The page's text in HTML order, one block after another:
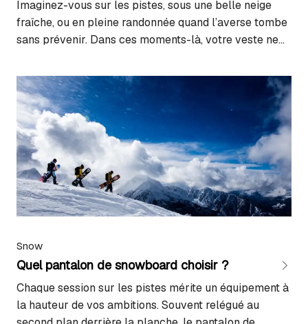
Imaginez-vous sur les pistes, sous une belle neige
fraîche, ou en pleine randonnée quand l’averse tombe
sans prévenir. Dans ces moments-là, votre veste ne
votre meilleure alliée pour rester au sec et prolonger
l’aventure. C’est là que les fameuses…
Snow
Quel pantalon de snowboard choisir ?
Chaque session sur les pistes mérite un équipement à
la hauteur de vos ambitions. Souvent relégué au